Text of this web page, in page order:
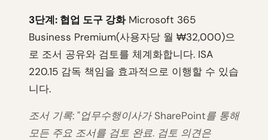
3단계: 협업 도구 강화Microsoft 365
Business Premium(사용자당 월 ₩32,000)으
로 조서 공유와 검토를 체계화합니다. ISA
220.15 감독 책임을 효과적으로 이행할 수 있습
니다.
조서 기록: "업무수행이사가 SharePoint를 통해
모든 주요 조서를 검토 완료. 검토 의견은